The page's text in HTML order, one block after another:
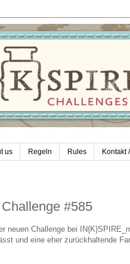
us Regeln Rules Kontakt
#585
neuen Challenge bei
und eine eher zurückhaltende